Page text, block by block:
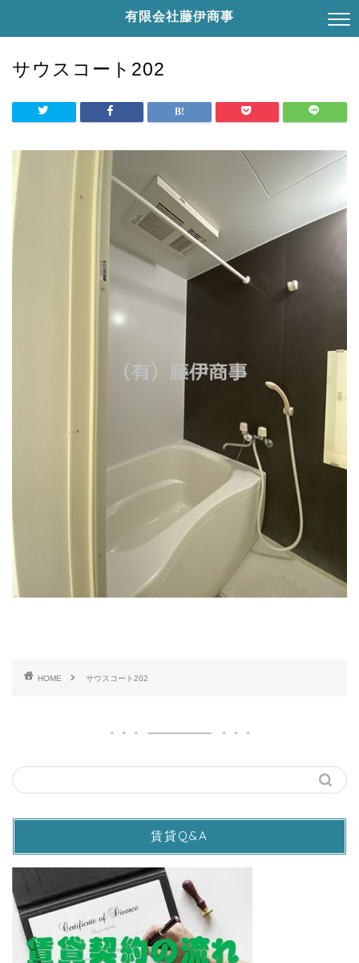
有限会社藤伊商事
サウスコート202
HOME サウスコート202
賃貸Q&A